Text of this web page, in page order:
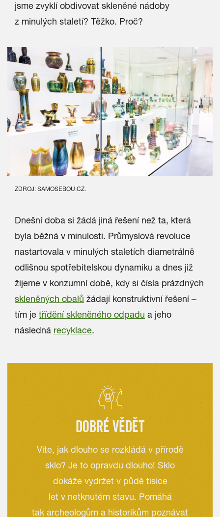
jsme zvyklí obdivovat skleněné nádoby
z minulých staletí? Těžko. Proč?
ZDROJ: SAMOSEBOU.CZ.
Dnešní doba si žádá jiná řešení než ta, která
byla běžná v minulosti. Průmyslová revoluce
nastartovala v minulých staletích diametrálně
odlišnou spotřebitelskou dynamiku a dnes již
žijeme v konzumní době, kdy si čísla prázdných
skleněných obalů žádají konstruktivní řešení –
tím je třídění skleněného odpadu a jeho
následná recyklace.
DOBRÉ VĚDĚT
Víte, jak dlouho se rozkládá v přírodě
sklo? Je to opravdu dlouho! Sklo
dokáže vydržet v půdě tisíce
let v netknutém stavu. Pomáhá
tak archeologům a historikům poznávat